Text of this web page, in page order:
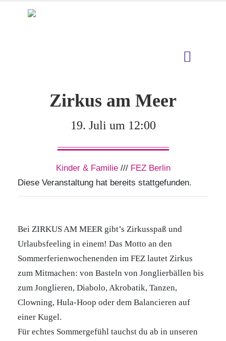
Zirkus am Meer
19. Juli um 12:00
Kinder & Familie /// FEZ Berlin
Diese Veranstaltung hat bereits stattgefunden.
Bei ZIRKUS AM MEER gibt’s Zirkusspaß und
Urlaubsfeeling in einem! Das Motto an den
Sommerferienwochenenden im FEZ lautet Zirkus
zum Mitmachen: von Basteln von Jonglierbällen bis
zum Jonglieren, Diabolo, Akrobatik, Tanzen,
Clowning, Hula-Hoop oder dem Balancieren auf
einer Kugel.
Für echtes Sommergefühl tauchst du ab in unseren